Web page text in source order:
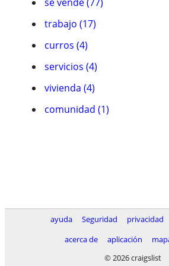
trabajo (17)
curros (4)
servicios (4)
vivienda (4)
comunidad (1)
ayuda Seguridad privacidad
acerca de
aplicación
© 2026 craigslist